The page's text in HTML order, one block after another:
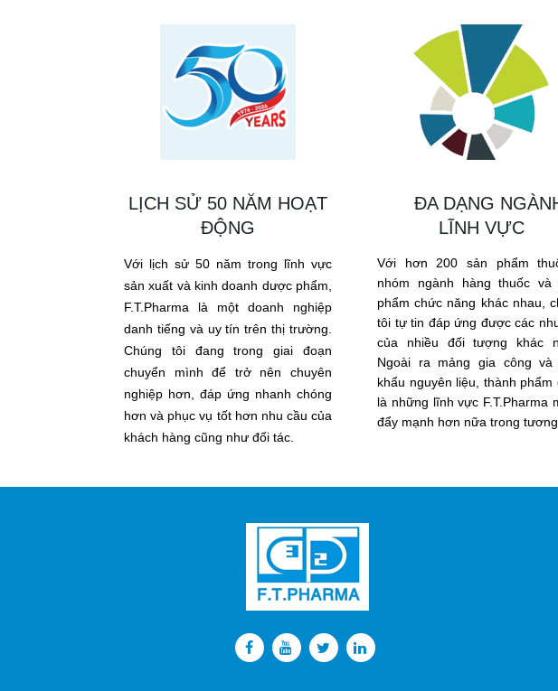
LỊCH SỬ 50 NĂM HOẠT
ĐỘNG
Với lịch sử 50 năm trong lĩnh vực
sản xuất và kinh doanh dược phẩm,
F.T.Pharma là một doanh nghiệp
danh tiếng và uy tín trên thị trường.
Chúng tôi đang trong giai đoạn
chuyển mình để trở nên chuyên
nghiệp hơn, đáp ứng nhanh chóng
hơn và phục vụ tốt hơn nhu cầu của
khách hàng cũng như đối tác.
ĐA DẠNG
LĨNH VỰC
Với hơn 200 sản phẩm
nhóm ngành hàng thuốc và
phẩm chức năng khác nhau,
tôi tự tin đáp ứng được các
của nhiều đối tượng khác
Ngoài ra mảng gia công và
khẩu nguyên liệu, thành phẩm
là những lĩnh vực F.T.Pharma
đẩy mạnh hơn nữa trong tương